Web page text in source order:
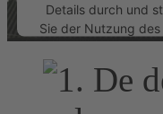
Details durch und
Sie der Nutzung
zu, um dieses
anzusehen.
Mehr